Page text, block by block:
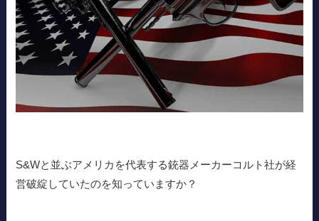
S&Wと並ぶアメリカを代表する銃器メーカーコルト社が経
営破綻していたのを知っていますか？